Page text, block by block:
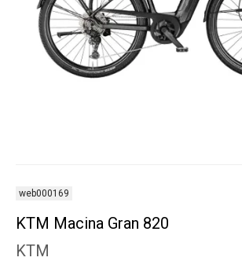
web000169
KTM Macina Gran 820
KTM